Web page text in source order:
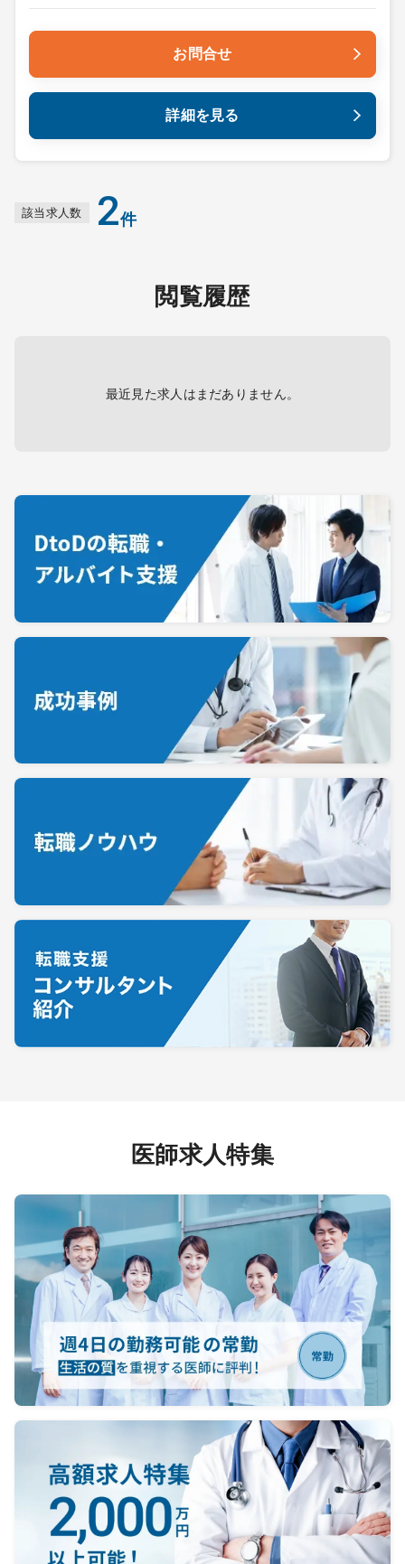
お問合せ
詳細を見る
該当求人数 2件
閲覧履歴
最近見た求人はまだありません。
医師求人特集